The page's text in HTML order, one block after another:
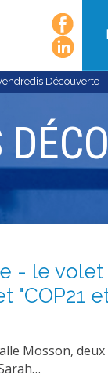
Découverte
- le volet
"COP21
Mosson,